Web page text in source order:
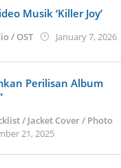
Musik ‘Killer Joy’
/ OST January 7, 2026by
Perilisan Album
/ Jacket Cover / Photo
21, 2025by